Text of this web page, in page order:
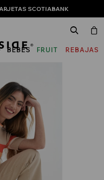
SCOTIABANK
BEBÉS
FRUIT
REBAJAS